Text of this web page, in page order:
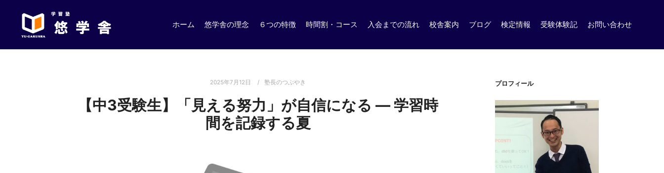
ホーム 悠学舎の理念 ６つの特徴 時間割・コース 入会までの流れ 校舎案内 ブログ 検定情報 受験体験記 お問い合わせ
2025年7月12日 塾長のつぶやき
【中3受験生】「見える努力」が自信になる ― 学習時
間を記録する夏
プロフィール